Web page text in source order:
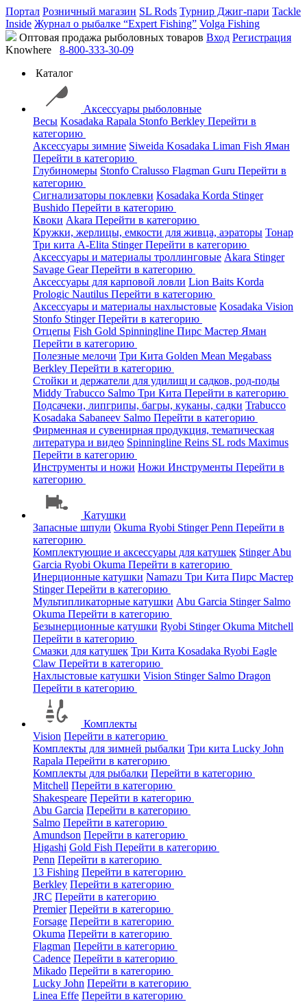
Портал Розничный магазин SL Rods Турнир Джиг-пари Tackle
Inside Журнал о рыбалке “Expert Fishing” Volga Fishing
Оптовая продажа рыболовных товаров Вход Регистрация
Knowhere
8-800-333-30-09
Каталог
Аксессуары рыболовные
Весы Kosadaka Rapala Stonfo Berkley Перейти в
категорию
Аксессуары зимние Siweida Kosadaka Liman Fish Яман
Перейти в категорию
Глубиномеры Stonfo Cralusso Flagman Guru Перейти в
категорию
Сигнализаторы поклевки Kosadaka Korda Stinger
Bushido Перейти в категорию
Квоки Akara Перейти в категорию
Кружки, жерлицы, емкости для живца, аэраторы Тонар
Три кита A-Elita StingerПерейти в категорию
Аксессуары и материалы троллинговые Akara Stinger
Savage GearПерейти в категорию
Аксессуары для карповой ловли Lion Baits Korda
Prologic Nautilus Перейти в категорию
Аксессуары и материалы нахлыстовые Kosadaka Vision
Stonfo StingerПерейти в категорию
Отцепы Fish Gold Spinningline Пирс Мастер Яман
Перейти в категорию
Полезные мелочи Три Кита Golden Mean Megabass
Berkley Перейти в категорию
Стойки и держатели для удилищ и садков, род-поды
Middy Trabucco Salmo Три Кита Перейти в категорию
Подсачеки, липгрипы, багры, куканы, садки Trabucco
Kosadaka Sabaneev Salmo Перейти в категорию
Фирменная и сувенирная продукция, тематическая
литература и видео Spinningline Reins SL rods Maximus
Перейти в категорию
Инструменты и ножи Ножи Инструменты Перейти в
категорию
Катушки
Запасные шпули Okuma Ryobi StingerPenn Перейти в
категорию
Комплектующие и аксессуары для катушек StingerAbu
Garcia Ryobi Okuma Перейти в категорию
Инерционные катушки Namazu Три Кита Пирс Мастер
StingerПерейти в категорию
Мультипликаторные катушки Abu Garcia Stinger Salmo
Okuma Перейти в категорию
Безынерционные катушки Ryobi StingerOkuma Mitchell
Перейти в категорию
Смазки для катушек Три Кита Kosadaka Ryobi Eagle
Claw Перейти в категорию
Нахлыстовые катушки Vision Stinger Salmo Dragon
Перейти в категорию
Комплекты
Vision Перейти в категорию
Комплекты для зимней рыбалки Три кита Lucky John
Rapala Перейти в категорию
Комплекты для рыбалки Перейти в категорию
Mitchell Перейти в категорию
Shakespeare Перейти в категорию
Abu Garcia Перейти в категорию
Salmo Перейти в категорию
Amundson Перейти в категорию
Higashi Gold Fish Перейти в категорию
Penn Перейти в категорию
13 Fishing Перейти в категорию
Berkley Перейти в категорию
JRC Перейти в категорию
Premier Перейти в категорию
Forsage Перейти в категорию
Okuma Перейти в категорию
Flagman Перейти в категорию
Cadence Перейти в категорию
Mikado Перейти в категорию
Lucky John Перейти в категорию
Linea Effe Перейти в категорию